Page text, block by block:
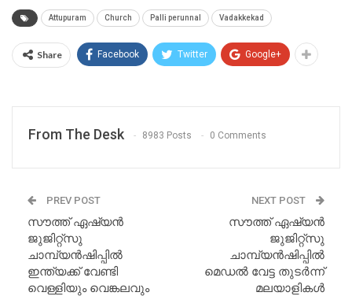
Attupuram Church Palli perunnal Vadakkekad
Share Facebook Twitter Google+
From The Desk 8983 Posts 0 Comments
PREV POST
സൗത്ത് ഏഷ്യൻ
ജുജിറ്റ്സു
ചാമ്പ്യൻഷിപ്പിൽ
ഇന്ത്യക്ക് വേണ്ടി
വെള്ളിയും വെങ്കലവും
NEXT POST
സൗത്ത് ഏഷ്യൻ
ജുജിറ്റ്സു
ചാമ്പ്യൻഷിപ്പിൽ
മെഡൽ വേട്ട തുടർന്ന്
മലയാളികൾ